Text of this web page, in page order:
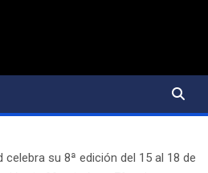
celebra su 8ª edición del 15 al 18 de